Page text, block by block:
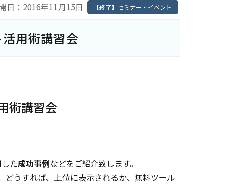
日：2016年11月15日 【終了】セミナー・イベント
用術講習会
術講習会
た成功事例などをご紹介致します。
うすれば、上位に表示されるか、無料ツール